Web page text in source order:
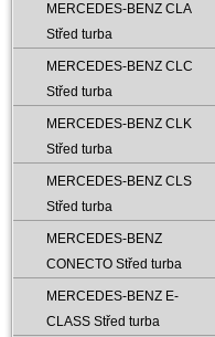
MERCEDES-BENZ CLA
Střed turba
MERCEDES-BENZ CLC
Střed turba
MERCEDES-BENZ CLK
Střed turba
MERCEDES-BENZ CLS
Střed turba
MERCEDES-BENZ
CONECTO Střed turba
MERCEDES-BENZ E-
CLASS Střed turba